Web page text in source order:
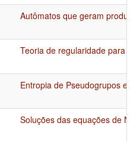
Autômatos que geram
Teoria de regularidade para
Entropia de Pseudogrupos
Soluções das equações de